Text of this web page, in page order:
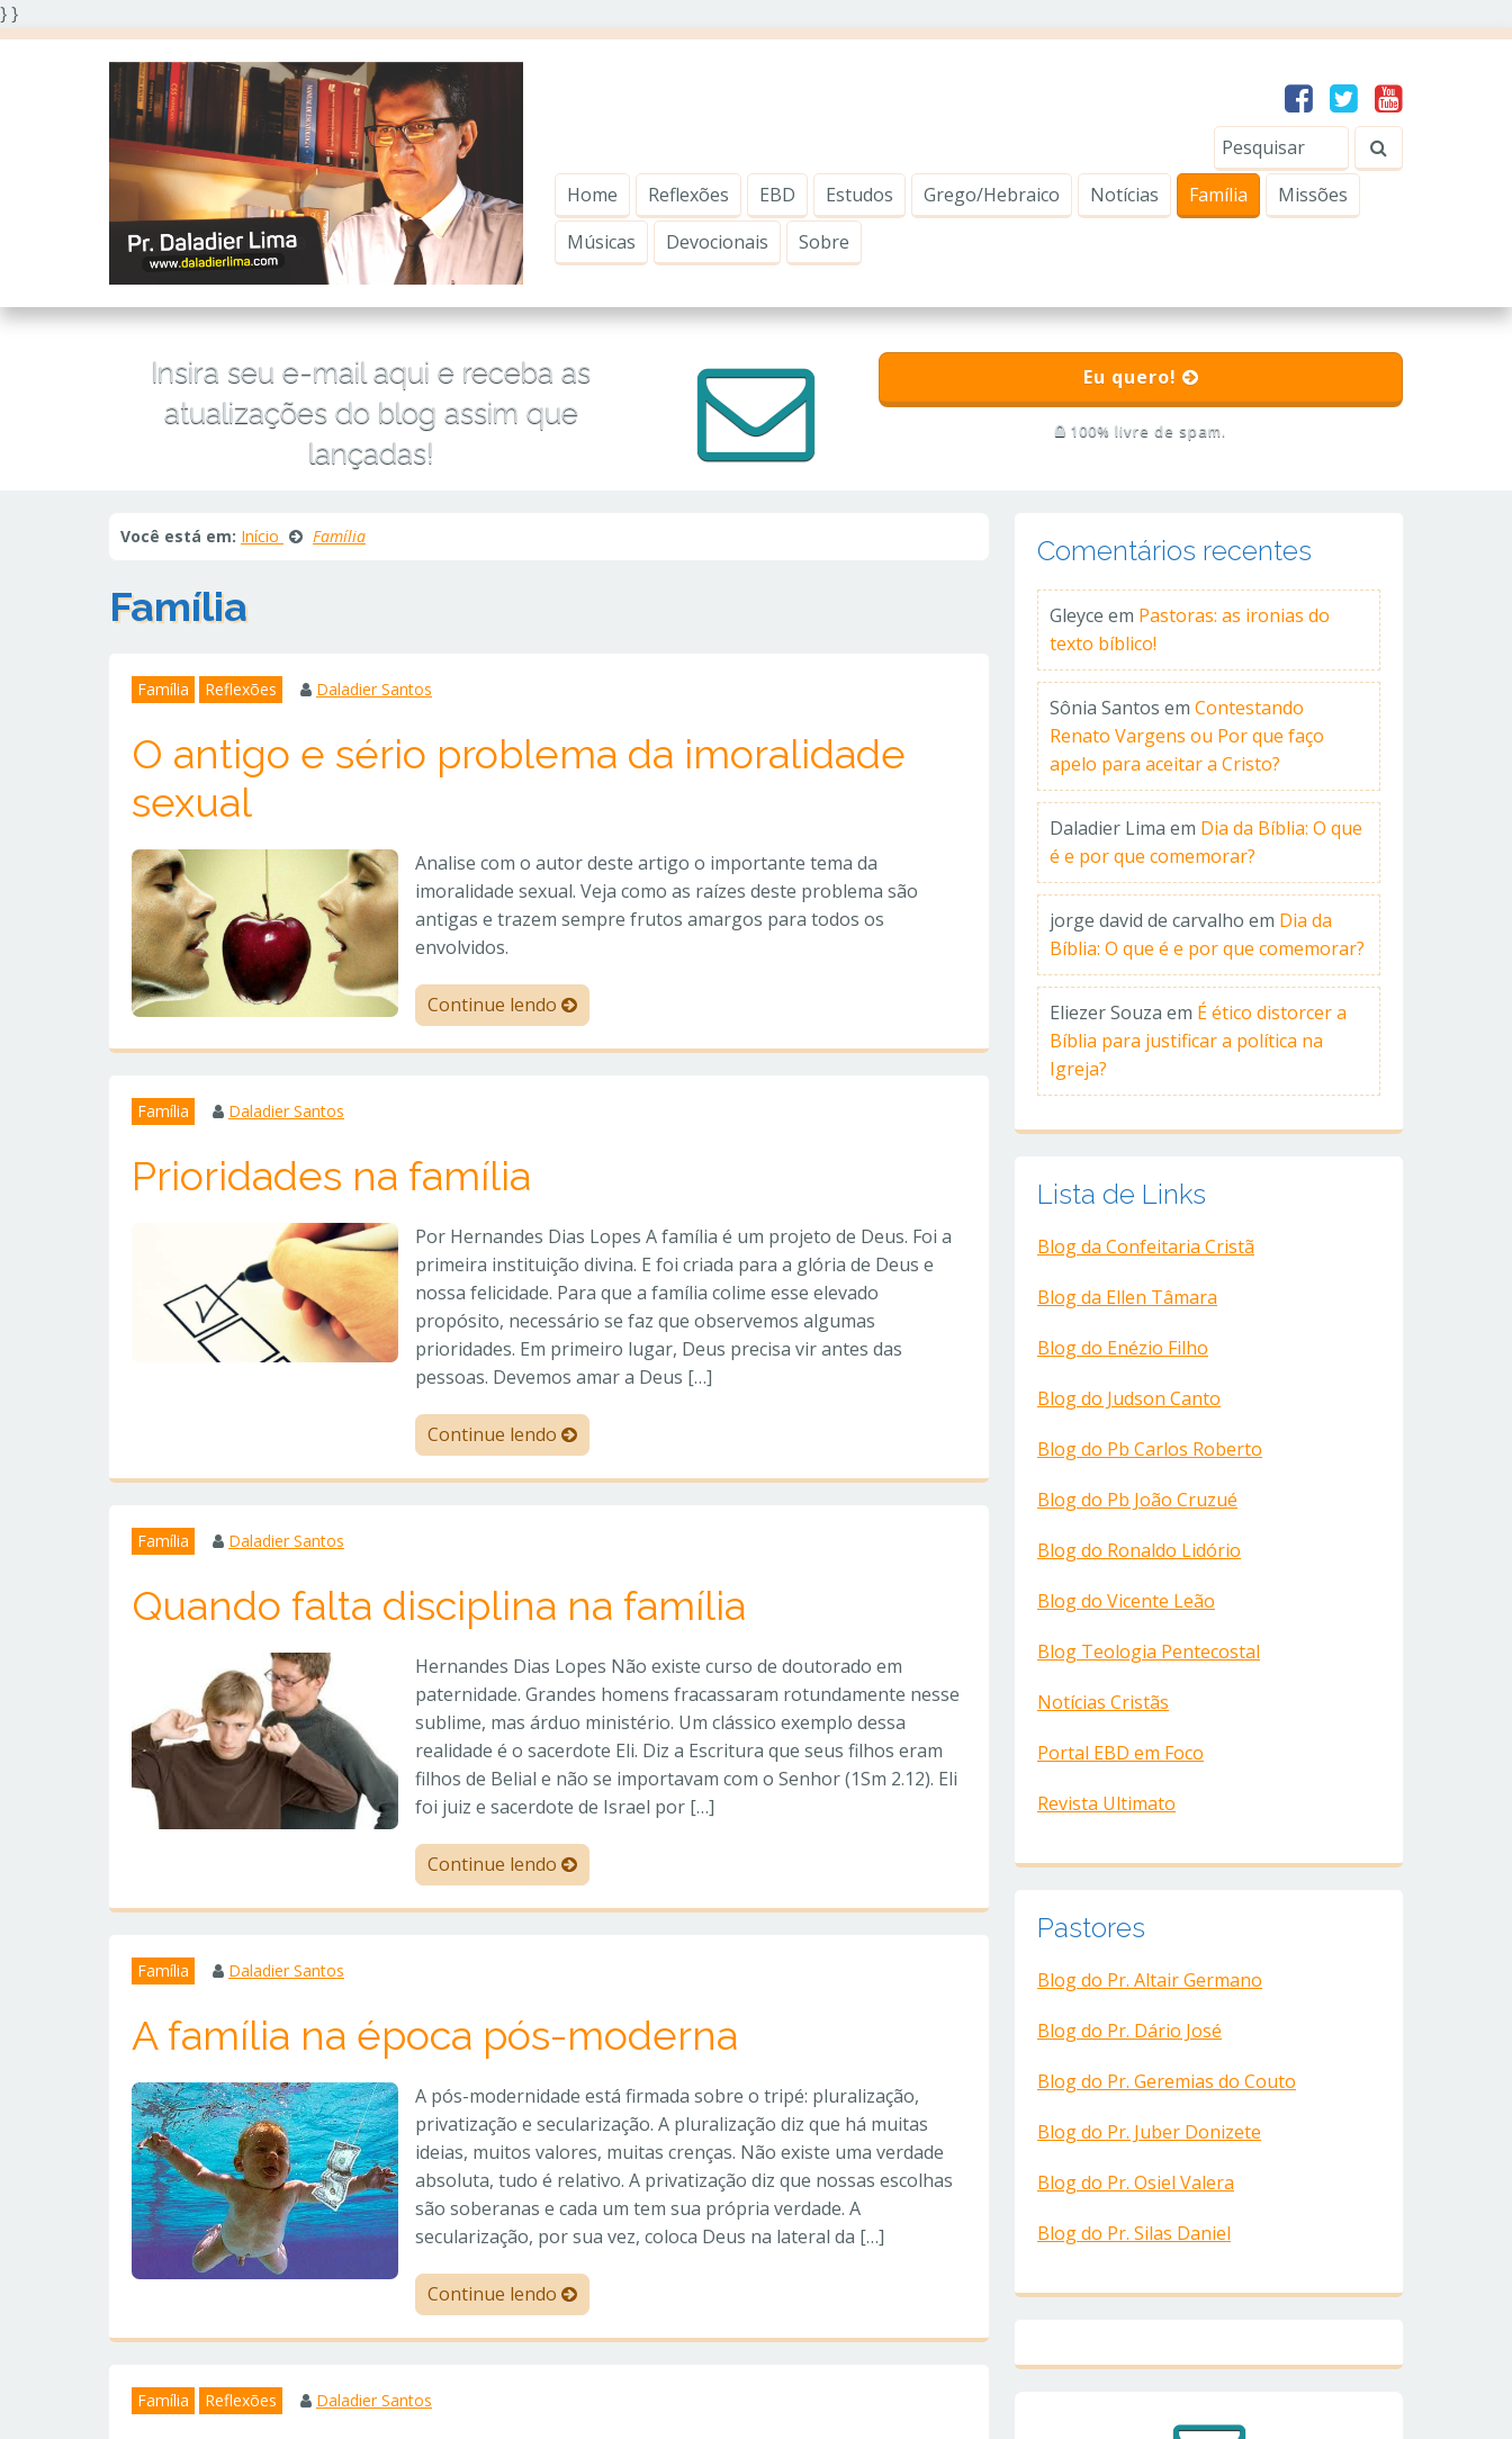
} }
Home Reflexões EBD Estudos Grego/Hebraico Notícias Família
Missões
Músicas
Devocionais Sobre
Insira seu e-mail aqui e receba as
atualizações do blog assim que
lançadas!
Eu quero!
100% livre de spam.
Você está em: Início Família
Família
Família Reflexões Daladier Santos
O antigo e sério problema da imoralidade
sexual
Analise com o autor deste artigo o importante tema da
imoralidade sexual. Veja como as raízes deste problema são
antigas e trazem sempre frutos amargos para todos os
envolvidos.
Continue lendo
Família Daladier Santos
Prioridades na família
Por Hernandes Dias Lopes A família é um projeto de Deus. Foi a
primeira instituição divina. E foi criada para a glória de Deus e
nossa felicidade. Para que a família colime esse elevado
propósito, necessário se faz que observemos algumas
prioridades. Em primeiro lugar, Deus precisa vir antes das
pessoas. Devemos amar a Deus […]
Continue lendo
Família Daladier Santos
Quando falta disciplina na família
Hernandes Dias Lopes Não existe curso de doutorado em
paternidade. Grandes homens fracassaram rotundamente nesse
sublime, mas árduo ministério. Um clássico exemplo dessa
realidade é o sacerdote Eli. Diz a Escritura que seus filhos eram
filhos de Belial e não se importavam com o Senhor (1Sm 2.12). Eli
foi juiz e sacerdote de Israel por […]
Continue lendo
Família Daladier Santos
A família na época pós-moderna
A pós-modernidade está firmada sobre o tripé: pluralização,
privatização e secularização. A pluralização diz que há muitas
ideias, muitos valores, muitas crenças. Não existe uma verdade
absoluta, tudo é relativo. A privatização diz que nossas escolhas
são soberanas e cada um tem sua própria verdade. A
secularização, por sua vez, coloca Deus na lateral da […]
Continue lendo
Família Reflexões Daladier Santos
Comentários recentes
Gleyce em Pastoras: as ironias do
texto bíblico!
Sônia Santos em Contestando
Renato Vargens ou Por que faço
apelo para aceitar a Cristo?
Daladier Lima em Dia da Bíblia: O que
é e por que comemorar?
jorge david de carvalho em Dia da
Bíblia: O que é e por que comemorar?
Eliezer Souza em É ético distorcer a
Bíblia para justificar a política na
Igreja?
Lista de Links
Blog da Confeitaria Cristã
Blog da Ellen Tâmara
Blog do Enézio Filho
Blog do Judson Canto
Blog do Pb Carlos Roberto
Blog do Pb João Cruzué
Blog do Ronaldo Lidório
Blog do Vicente Leão
Blog Teologia Pentecostal
Notícias Cristãs
Portal EBD em Foco
Revista Ultimato
Pastores
Blog do Pr. Altair Germano
Blog do Pr. Dário José
Blog do Pr. Geremias do Couto
Blog do Pr. Juber Donizete
Blog do Pr. Osiel Valera
Blog do Pr. Silas Daniel